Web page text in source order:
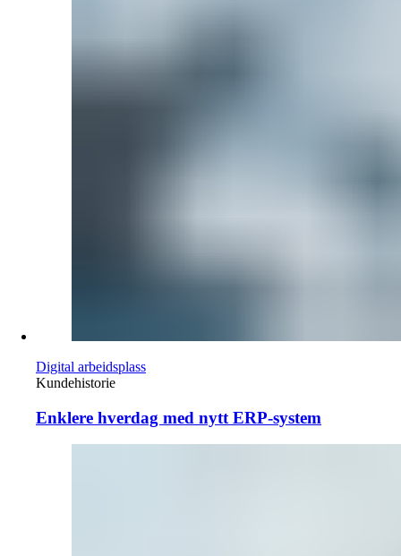
Digital arbeidsplass
Kundehistorie
Enklere hverdag med nytt ERP-system